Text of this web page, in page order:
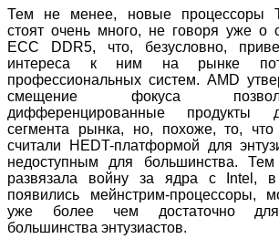
Тем не менее, новые процессоры
стоят очень много, не говоря уже о
ECC DDR5, что, безусловно,
интереса к ним на рынке
профессиональных систем. AMD
смещение фокуса
дифференцированные продукты
сегмента рынка, но, похоже, то,
считали HEDT-платформой для
недоступным для большинства.
развязала войну за ядра с Intel, в
появились мейнстрим-процессоры,
уже более чем достаточно для
большинства энтузиастов.